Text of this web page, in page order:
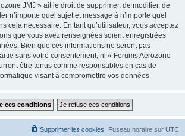
JMJ » ait le droit de supprimer, de modifier, de
n’importe quel sujet et message à n’importe quel
cela nécessaire. En tant qu’utilisateur, vous acceptez
que vous avez renseignées soient enregistrées
Bien que ces informations ne seront pas
sans votre consentement, ni « Forums Aerozone
être tenus comme responsables en cas de
visant à compromettre vos données.
Fuseau horaire sur UTC
Supprimer les cookies